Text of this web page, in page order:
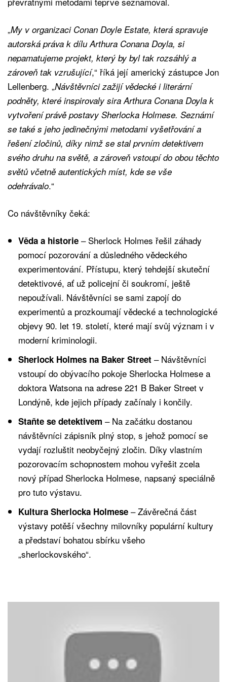
„My v organizaci Conan Doyle Estate, která spravuje
autorská práva k dílu Arthura Conana Doyla, si
nepamatujeme projekt, který by byl tak rozsáhlý a
zároveň tak vzrušující,“ říká její americký zástupce Jon
Lellenberg. „Návštěvníci zažijí vědecké i literární
podněty, které inspirovaly sira Arthura Conana Doyla k
vytvoření právě postavy Sherlocka Holmese. Seznámí
se také s jeho jedinečnými metodami vyšetřování a
řešení zločinů, díky nimž se stal prvním detektivem
svého druhu na světě, a zároveň vstoupí do obou těchto
světů včetně autentických míst, kde se vše
odehrávalo.“
Co návštěvníky čeká:
Věda a historie – Sherlock Holmes řešil záhady
pomocí pozorování a důsledného vědeckého
experimentování. Přístupu, který tehdejší skuteční
detektivové, ať už policejní či soukromí, ještě
nepoužívali. Návštěvníci se sami zapojí do
experimentů a prozkoumají vědecké a technologické
objevy 90. let 19. století, které mají svůj význam i v
moderní kriminologii.
Sherlock Holmes na Baker Street – Návštěvníci
vstoupí do obývacího pokoje Sherlocka Holmese a
doktora Watsona na adrese 221 B Baker Street v
Londýně, kde jejich případy začínaly i končily.
Staňte se detektivem – Na začátku dostanou
návštěvníci zápisník plný stop, s jehož pomocí se
vydají rozluštit neobyčejný zločin. Díky vlastním
pozorovacím schopnostem mohou vyřešit zcela
nový případ Sherlocka Holmese, napsaný speciálně
pro tuto výstavu.
Kultura Sherlocka Holmese – Závěrečná část
výstavy potěší všechny milovníky populární kultury
a představí bohatou sbírku všeho
„sherlockovského“.